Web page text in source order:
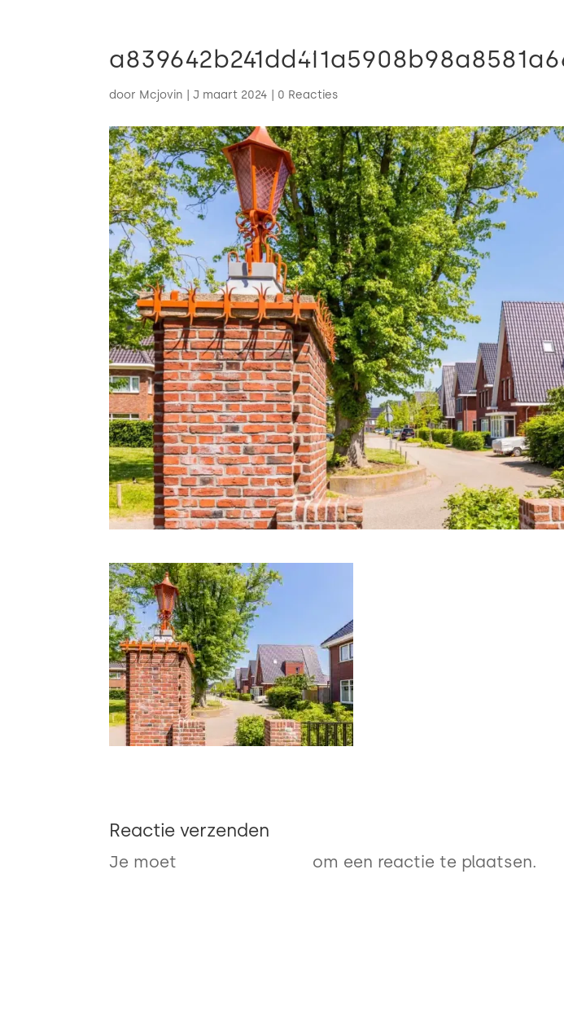
door Mcjovin |J maart 2024 0 Reacties
Reactie verzenden
Je moet om een reactie te plaatsen.